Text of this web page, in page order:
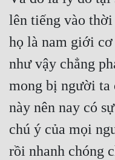
lên tiếng vào
họ là nam giới
như vậy chẳng
mong bị người ta
này nên nay có
chú ý của mọi
rồi nhanh chóng